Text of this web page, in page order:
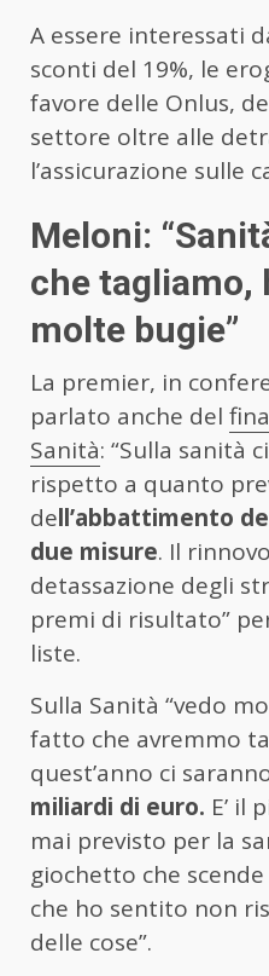
A essere interessati
sconti del 19%, le
favore delle Onlus,
settore oltre alle
l’assicurazione sulle
Meloni:
che tagliamo,
molte bugie”
La premier, in
parlato anche del
Sanità: “Sulla sanità
rispetto a quanto
dell’abbattimento
due misure. Il
detassazione degli
premi di risultato”
liste.
Sulla Sanità “vedo
fatto che avremmo
quest’anno ci
miliardi di euro. E’ il
mai previsto per la
giochetto che scende
che ho sentito non
delle cose”.